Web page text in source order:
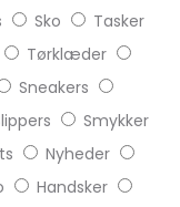
Sko
Tasker
Tørklæder
Sneakers
Smykker
Nyheder
Handsker